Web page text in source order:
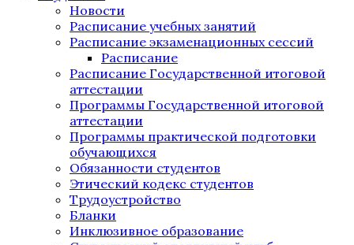
Новости
Расписание учебных занятий
Расписание экзаменационных сессий
Расписание
Расписание Государственной итоговой
аттестации
Программы Государственной итоговой
аттестации
Программы практической подготовки
обучающихся
Обязанности студентов
Этический кодекс студентов
Трудоустройство
Бланки
Инклюзивное образование